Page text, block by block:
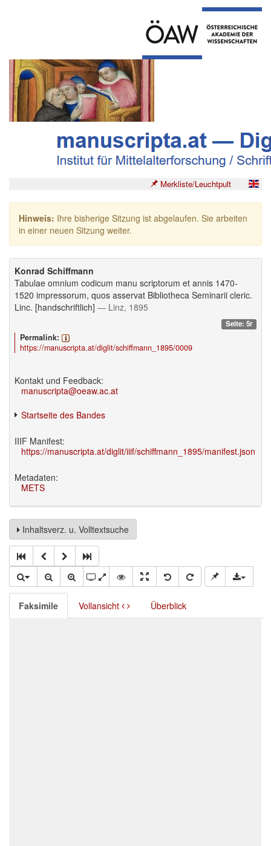
Merkliste/Leuchtpult
Hinweis: Ihre bisherige Sitzung ist abgelaufen. Sie arbeiten
in einer neuen Sitzung weiter.
Konrad Schiffmann
Tabulae omnium codicum manu scriptorum et annis 1470-
1520 impressorum, quos asservat Bibliotheca Seminarii cleric.
Linc. [handschriftlich] — Linz, 1895
Seite: 5r
Permalink:
https://manuscripta.at/diglit/schiffmann_1895/0009
Kontakt und Feedback:
manuscripta@oeaw.ac.at
Startseite des Bandes
IIIF Manifest:
https://manuscripta.at/diglit/iiif/schiffmann_1895/manifest.json
Metadaten:
METS
Inhaltsverz. u. Volltextsuche
Faksimile Vollansicht Überblick